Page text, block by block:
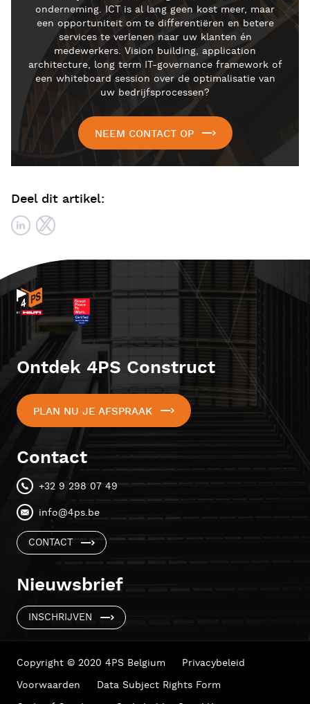
onderneming. ICT is al lang geen kost meer, maar
een opportuniteit om te differentiëren en betere
services te verlenen naar uw klanten én
medewerkers. Vision building, application
architecture, long term IT-governance framework of
een whiteboard session over de optimalisatie van
uw bedrijfsprocessen?
NEEM CONTACT OP
Deel dit artikel:
Ontdek 4PS Construct
PLAN NU JE AFSPRAAK
Contact
+32 9 298 07 49
info@4ps.be
CONTACT
Nieuwsbrief
INSCHRIJVEN
Copyright © 2020 4PS Belgium
Privacybeleid
Voorwaarden
Data Subject Rights Form